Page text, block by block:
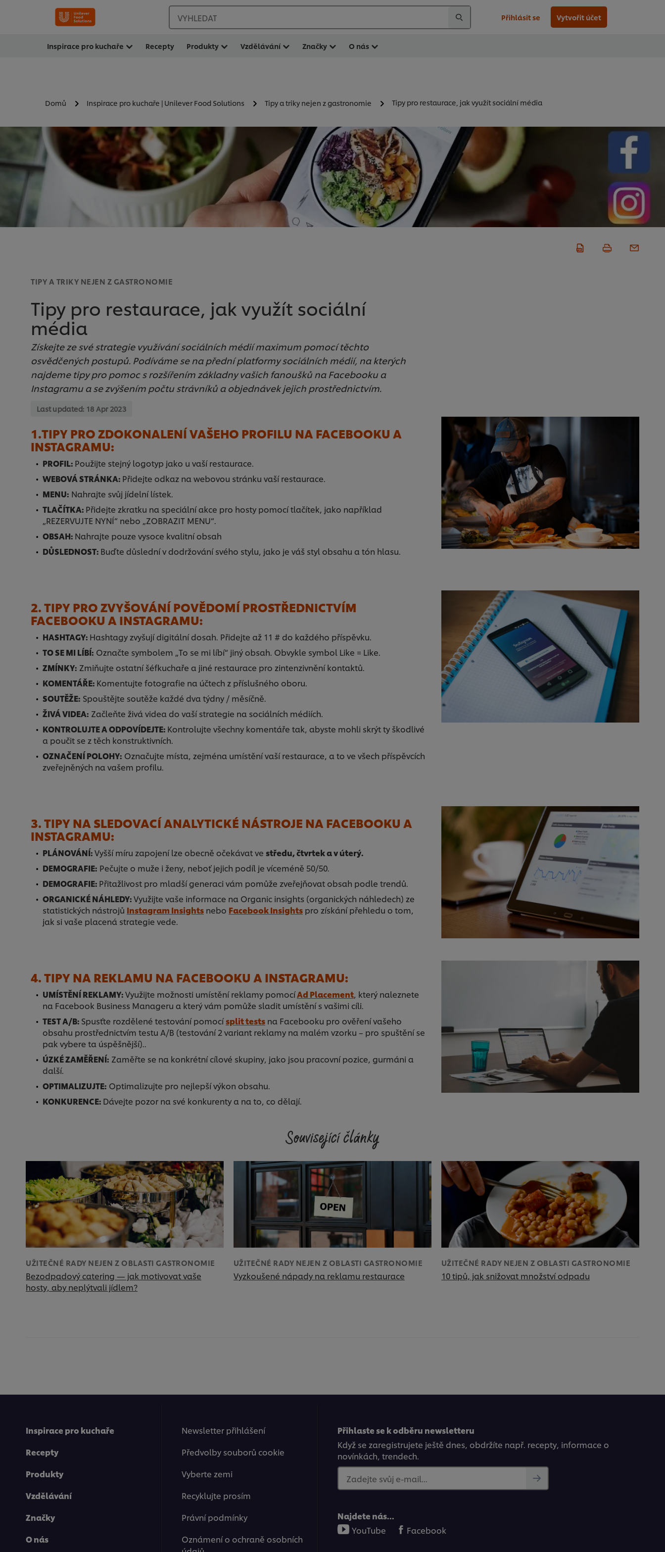
VYHLEDAT Přihlásit se Vytvořit účet
Inspirace pro kuchaře Recepty Produkty Vzdělávání Značky O nás
Domů Inspirace pro kuchaře | Unilever Food Solutions Tipy a triky nejen z gastronomie Tipy pro restaurace, jak využít sociální média
TIPY A TRIKY NEJEN Z GASTRONOMIE
Tipy pro restaurace, jak využít sociální
média
Získejte ze své strategie využívání sociálních médií maximum pomocí těchto
osvědčených postupů. Podíváme se na přední platformy sociálních médií, na kterých
najdeme tipy pro pomoc s rozšířením základny vašich fanoušků na Facebooku a
Instagramu a se zvýšením počtu strávníků a objednávek jejich prostřednictvím.
Last updated: 18 Apr 2023
1.TIPY PRO ZDOKONALENÍ VAŠEHO PROFILU NA FACEBOOKU A
INSTAGRAMU:
PROFIL: Použijte stejný logotyp jako u vaší restaurace.
WEBOVÁ STRÁNKA: Přidejte odkaz na webovou stránku vaší restaurace.
MENU: Nahrajte svůj jídelní lístek.
TLAČÍTKA: Přidejte zkratku na speciální akce pro hosty pomocí tlačítek, jako například
„REZERVUJTE NYNÍ“ nebo „ZOBRAZIT MENU“.
OBSAH: Nahrajte pouze vysoce kvalitní obsah
DŮSLEDNOST: Buďte důslední v dodržování svého stylu, jako je váš styl obsahu a tón hlasu.
2. TIPY PRO ZVYŠOVÁNÍ POVĚDOMÍ PROSTŘEDNICTVÍM
FACEBOOKU A INSTAGRAMU:
HASHTAGY: Hashtagy zvyšují digitální dosah. Přidejte až 11 # do každého příspěvku.
TO SE MI LÍBÍ: Označte symbolem „To se mi líbí“ jiný obsah. Obvykle symbol Like = Like.
ZMÍNKY: Zmiňujte ostatní šéfkuchaře a jiné restaurace pro zintenzivnění kontaktů.
KOMENTÁŘE: Komentujte fotografie na účtech z příslušného oboru.
SOUTĚŽE: Spouštějte soutěže každé dva týdny / měsíčně.
ŽIVÁ VIDEA: Začleňte živá videa do vaší strategie na sociálních médiích.
KONTROLUJTE A ODPOVÍDEJTE: Kontrolujte všechny komentáře tak, abyste mohli skrýt ty škodlivé
a poučit se z těch konstruktivních.
OZNAČENÍ POLOHY: Označujte místa, zejména umístění vaší restaurace, a to ve všech příspěvcích
zveřejněných na vašem profilu.
3. TIPY NA SLEDOVACÍ ANALYTICKÉ NÁSTROJE NA FACEBOOKU A
INSTAGRAMU:
PLÁNOVÁNÍ:Vyšší míru zapojení lze obecně očekávat ve středu, čtvrtek a v úterý.
DEMOGRAFIE: Pečujte o muže i ženy, neboť jejich podíl je víceméně 50/50.
DEMOGRAFIE: Přitažlivost pro mladší generaci vám pomůže zveřejňovat obsah podle trendů.
ORGANICKÉ NÁHLEDY:Využijte vaše informace na Organic insights (organických náhledech) ze
statistických nástrojů Instagram Insights nebo Facebook Insights pro získání přehledu o tom,
jak si vaše placená strategie vede.
4. TIPY NA REKLAMU NA FACEBOOKU A INSTAGRAMU:
UMÍSTĚNÍ REKLAMY:Využijte možnosti umístění reklamy pomocíAd Placement, který naleznete
na Facebook Business Manageru a který vám pomůže sladit umístění s vašimi cíli.
TEST A/B: Spusťte rozdělené testování pomocísplit tests na Facebooku pro ověření vašeho
obsahu prostřednictvím testu A/B (testování 2 variant reklamy na malém vzorku – pro spuštění se
pak vybere ta úspěšnější)..
ÚZKÉ ZAMĚŘENÍ: Zaměřte se na konkrétní cílové skupiny, jako jsou pracovní pozice, gurmáni a
další.
OPTIMALIZUJTE: Optimalizujte pro nejlepší výkon obsahu.
KONKURENCE: Dávejte pozor na své konkurenty a na to, co dělají.
Související články
UŽITEČNÉ RADY NEJEN Z OBLASTI GASTRONOMIE
Bezodpadový catering — jak motivovat vaše
hosty, aby neplýtvali jídlem?
UŽITEČNÉ RADY NEJEN Z OBLASTI GASTRONOMIE
Vyzkoušené nápady na reklamu restaurace
UŽITEČNÉ RADY NEJEN Z OBLASTI GASTRONOMIE
10 tipů, jak snižovat množství odpadu
Inspirace pro kuchaře
Recepty
Produkty
Vzdělávání
Značky
O nás
Newsletter přihlášení
Předvolby souborů cookie
Vyberte zemi
Recyklujte prosím
Právní podmínky
Oznámení o ochraně osobních
Přihlaste se k odběru newsletteru
Když se zaregistrujete ještě dnes, obdržíte např. recepty, informace o
novínkách, trendech.
Zadejte svůj e-mail...
Najdete nás...
YouTube
Facebook